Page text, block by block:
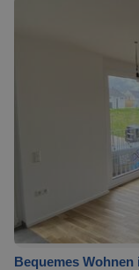
Bequemes